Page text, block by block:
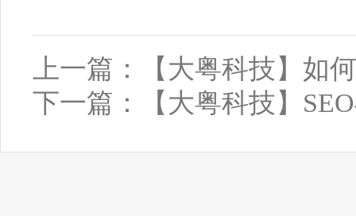
上一篇：
【大粤科技】如
下一篇：
【大粤科技】